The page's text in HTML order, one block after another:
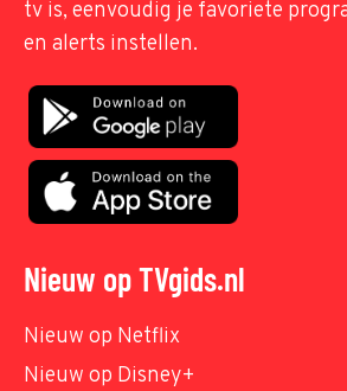
tv is, eenvoudig je favoriete
en alerts instellen.
Nieuw op TVgids.nl
Nieuw op Netflix
Nieuw op Disney+